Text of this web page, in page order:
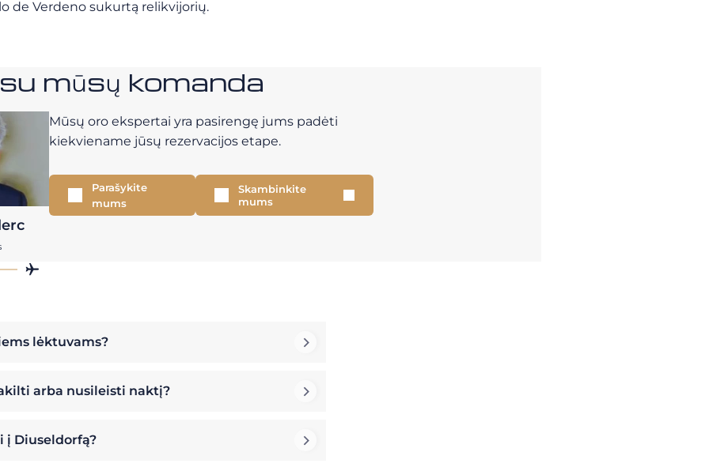
de Verdeno sukurtą relikvijorių.
mūsų komanda
Mūsų oro ekspertai yra pasirengę jums padėti
kiekviename jūsų rezervacijos etape.
Parašykite
mums
Skambinkite
mums
lėktuvams?
arba nusileisti naktį?
į Diuseldorfą?